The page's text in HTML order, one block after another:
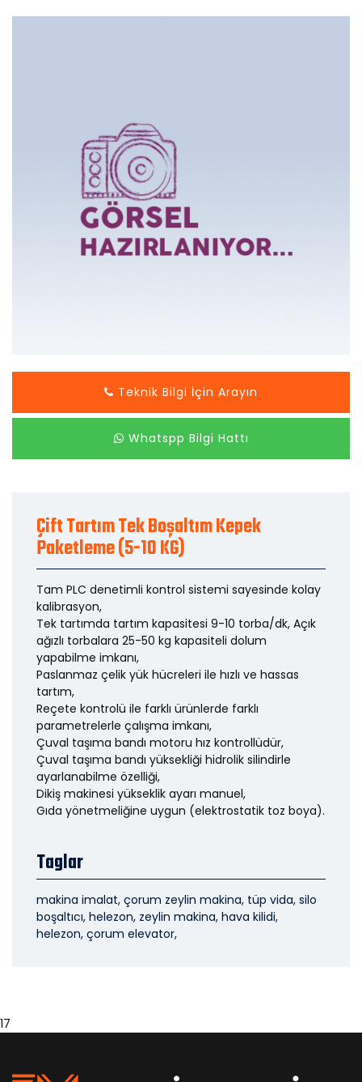
Teknik Bilgi İçin Arayın
Whatspp Bilgi Hattı
Çift Tartım Tek Boşaltım Kepek
Paketleme (5-10 KG)
Tam PLC denetimli kontrol sistemi sayesinde kolay
kalibrasyon,
Tek tartımda tartım kapasitesi 9-10 torba/dk, Açık
ağızlı torbalara 25-50 kg kapasiteli dolum
yapabilme imkanı,
Paslanmaz çelik yük hücreleri ile hızlı ve hassas
tartım,
Reçete kontrolü ile farklı ürünlerde farklı
parametrelerle çalışma imkanı,
Çuval taşıma bandı motoru hız kontrollüdür,
Çuval taşıma bandı yüksekliği hidrolik silindirle
ayarlanabilme özelliği,
Dikiş makinesi yükseklik ayarı manuel,
Gıda yönetmeliğine uygun (elektrostatik toz boya).
Taglar
makina imalat, çorum zeylin makina, tüp vida, silo
boşaltıcı, helezon, zeylin makina, hava kilidi,
helezon, çorum elevator,
17